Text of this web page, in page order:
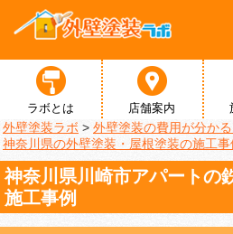
ラボとは 店舗案内
外壁塗装ラボ > 外壁塗装の費用が分か
神奈川県の外壁塗装・屋根塗装の施工
神奈川県川崎市アパートの
施工事例